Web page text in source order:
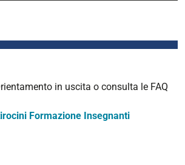
in uscita o consulta le FAQ
Formazione Insegnanti